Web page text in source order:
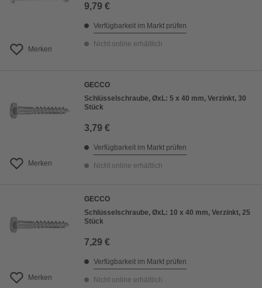
Merken
9,79 €
Verfügbarkeit im Markt prüfen
Nicht online erhältlich
Merken
GECCO
Schlüsselschraube, ØxL: 5 x 40 mm, Verzinkt, 30
Stück
3,79 €
Verfügbarkeit im Markt prüfen
Nicht online erhältlich
Merken
GECCO
Schlüsselschraube, ØxL: 10 x 40 mm, Verzinkt, 25
Stück
7,29 €
Verfügbarkeit im Markt prüfen
Nicht online erhältlich